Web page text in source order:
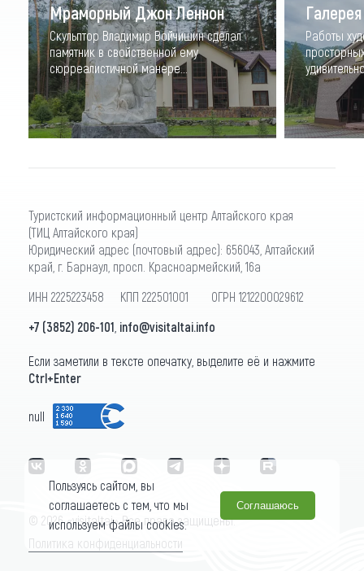
Мраморный Джон Леннон
Скульптор Владимир Войчишин сделал
памятник в свойственной ему
сюрреалистичной манере...
Работы
Туристский информационный центр Алтайского края
(ТИЦ Алтайского края)
Юридический адрес (почтовый адрес): 656043, Алтайский
край, г. Барнаул, просп. Красноармейский, 16а
ИНН 2225223458 КПП 222501001 ОГРН 1212200029612
+7 (3852) 206-101 info@visitaltai.info
Если заметили в тексте опечатку, выделите её и нажмите
Ctrl+Enter
null
© 2026 «visitaltai» Все права защищены.
Политика конфиденциальности
Пользуясь сайтом, вы
соглашаетесь с тем, что мы
используем файлы cookies.
Соглашаюсь